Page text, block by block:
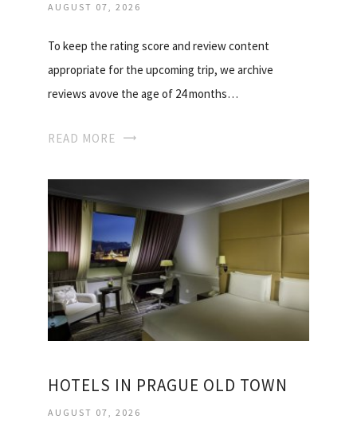
AUGUST 07, 2026
To keep the rating score and review content
appropriate for the upcoming trip, we archive
reviews avove the age of 24 months…
READ MORE
HOTELS IN PRAGUE OLD TOWN
AUGUST 07, 2026